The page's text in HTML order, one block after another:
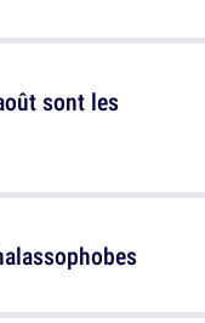
sont les